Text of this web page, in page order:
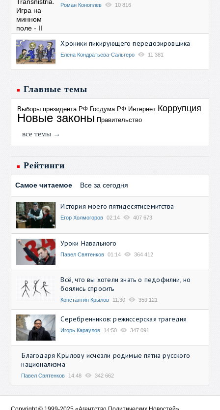
Роман Коноплев 10 816
Хроники пикирующего передозировщика
Елена Кондратьева-Сальгеро 11 381
Главные темы
Выборы президента РФ Госдума РФ Интернет Коррупция
Новые законы Правительство
все темы →
Рейтинги
Самое читаемое Все за сегодня
История моего пятидесятисемитства
Егор Холмогоров 02:14 407 673
Уроки Навального
Павел Святенков 01:14 364 412
Всё, что вы хотели знать о педофилии, но
боялись спросить
Константин Крылов 11:30 359 121
Серебренников: режиссерская трагедия
Игорь Караулов 14:50 347 091
Благодаря Крылову исчезли родимые пятна русского
национализма
Павел Святенков 14:48 342 662